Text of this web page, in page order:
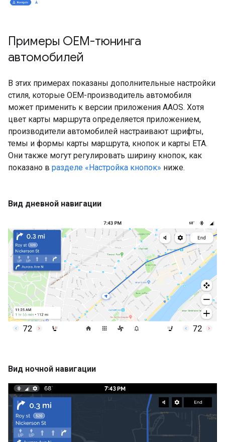
Примеры OEM-тюнинга
автомобилей
В этих примерах показаны дополнительные настройки
стиля, которые OEM-производитель автомобиля
может применить к версии приложения AAOS. Хотя
цвет карты маршрута определяется приложением,
производители автомобилей настраивают шрифты,
темы и формы карты маршрута, кнопок и карты ETA.
Они также могут регулировать ширину кнопок, как
показано в разделе «Настройка кнопок» ниже.
Вид дневной навигации
Вид ночной навигации